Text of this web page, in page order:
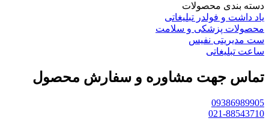
دسته بندی محصولات
یاد داشت و فولدر تبلیغاتی
محصولات پزشکی و سلامت
ست مدیریتی نفیس
ساعت تبلیغاتی
تماس جهت مشاوره و سفارش محصول
09386989905
021-88543710